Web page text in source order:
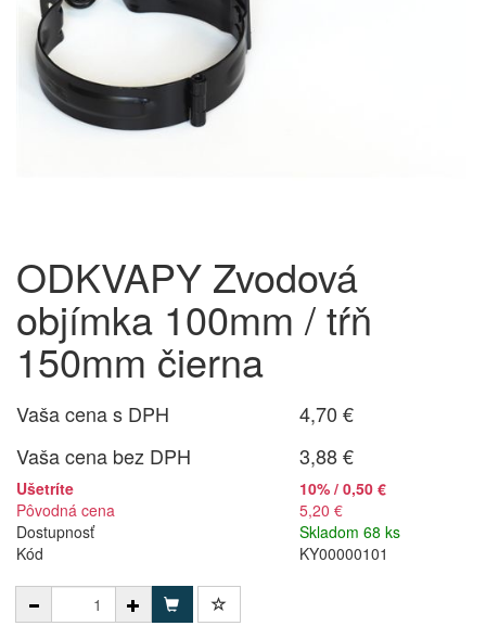
ODKVAPY Zvodová
objímka 100mm / tŕň
150mm čierna
Vaša cena s DPH
4,70 €
Vaša cena bez DPH
3,88 €
Ušetríte
10% / 0,50 €
Pôvodná cena
5,20 €
Dostupnosť
Skladom 68 ks
Kód
KY00000101